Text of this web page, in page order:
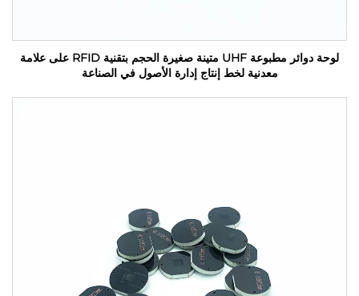
لوحة دوائر مطبوعة UHF متينة صغيرة الحجم بتقنية RFID على علامة
معدنية لخط إنتاج إدارة الأصول في الصناعة